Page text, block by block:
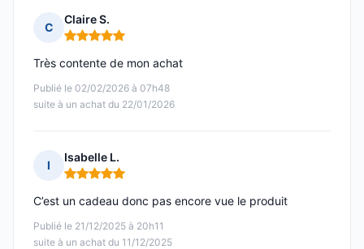
C
Claire S.
Note : 5 sur 5
Publié le 02/02/2026 à 07h48
suite à un achat du 22/01/2026
Très contente de mon achat
I
Isabelle L.
Note : 5 sur 5
Publié le 21/12/2025 à 20h11
suite à un achat du 11/12/2025
C’est un cadeau donc pas encore vue le produit